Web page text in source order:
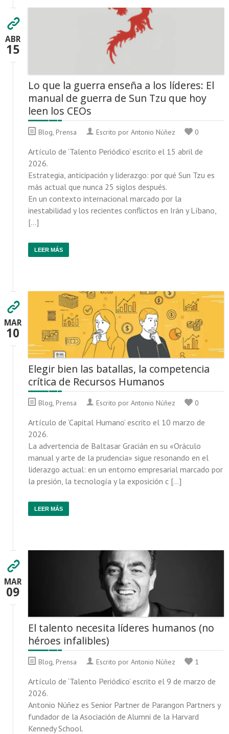
ABR
15
Lo que la guerra enseña a los líderes: El
manual de guerra de Sun Tzu que hoy
leen los CEOs
Blog, Prensa Escrito por Antonio Núñez 0
Artículo de ‘Talento Periódico’ escrito el 15 abril de
2026.
Estrategia, anticipación y liderazgo: por qué Sun Tzu es
más actual que nunca 25 siglos después.
En un contexto internacional marcado por la
inestabilidad y los recientes conflictos en Irán y Líbano,
[…]
LEER MÁS
MAR
10
Elegir bien las batallas, la competencia
crítica de Recursos Humanos
Blog, Prensa Escrito por Antonio Núñez 0
Artículo de ‘Capital Humano’ escrito el 10 marzo de
2026.
La advertencia de Baltasar Gracián en su «Oráculo
manual y arte de la prudencia» sigue resonando en el
liderazgo actual: en un entorno empresarial marcado por
la presión, la tecnología y la exposición c […]
LEER MÁS
MAR
09
El talento necesita líderes humanos (no
héroes infalibles)
Blog, Prensa Escrito por Antonio Núñez 1
Artículo de ‘Talento Periódico’ escrito el 9 de marzo de
2026.
Antonio Núñez es Senior Partner de Parangon Partners y
fundador de la Asociación de Alumni de la Harvard
Kennedy School.